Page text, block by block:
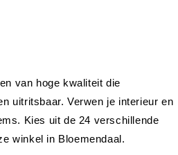
van hoge kwaliteit die
uitritsbaar. Verwen je interieur en
Kies uit de 24 verschillende
winkel in Bloemendaal.